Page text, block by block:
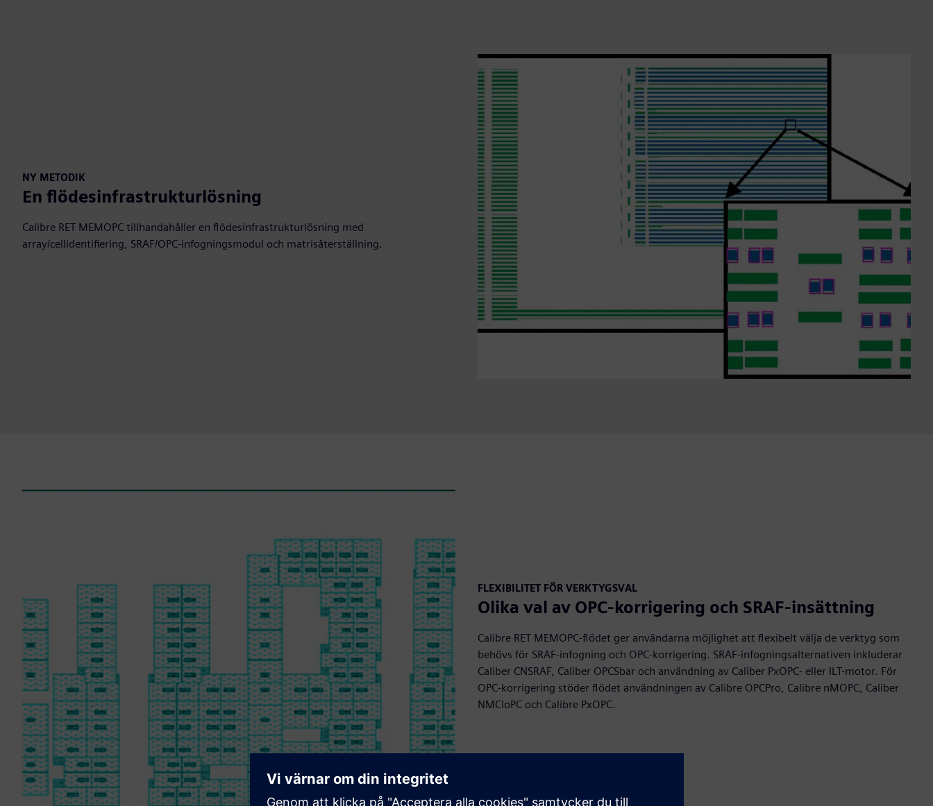
NY METODIK
En flödesinfrastrukturlösning
Calibre RET MEMOPC tillhandahåller en flödesinfrastrukturlösning med
array/cellidentifiering, SRAF/OPC-infogningsmodul och matrisåterställning.
FLEXIBILITET FÖR VERKTYGSVAL
Olika val av OPC-korrigering och SRAF-insättning
Calibre RET MEMOPC-flödet ger användarna möjlighet att flexibelt välja de verktyg som
behövs för SRAF-infogning och OPC-korrigering. SRAF-infogningsalternativen inkluderar
Caliber CNSRAF, Caliber OPCSbar och användning av Caliber PxOPC- eller ILT-motor. För
OPC-korrigering stöder flödet användningen av Calibre OPCPro, Calibre nMOPC, Caliber
NMCloPC och Calibre PxOPC.